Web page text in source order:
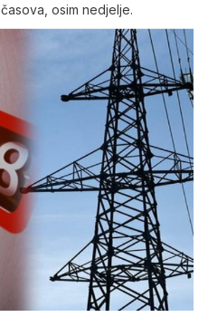
osim nedjelje.